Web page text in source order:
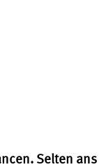
Selten ans